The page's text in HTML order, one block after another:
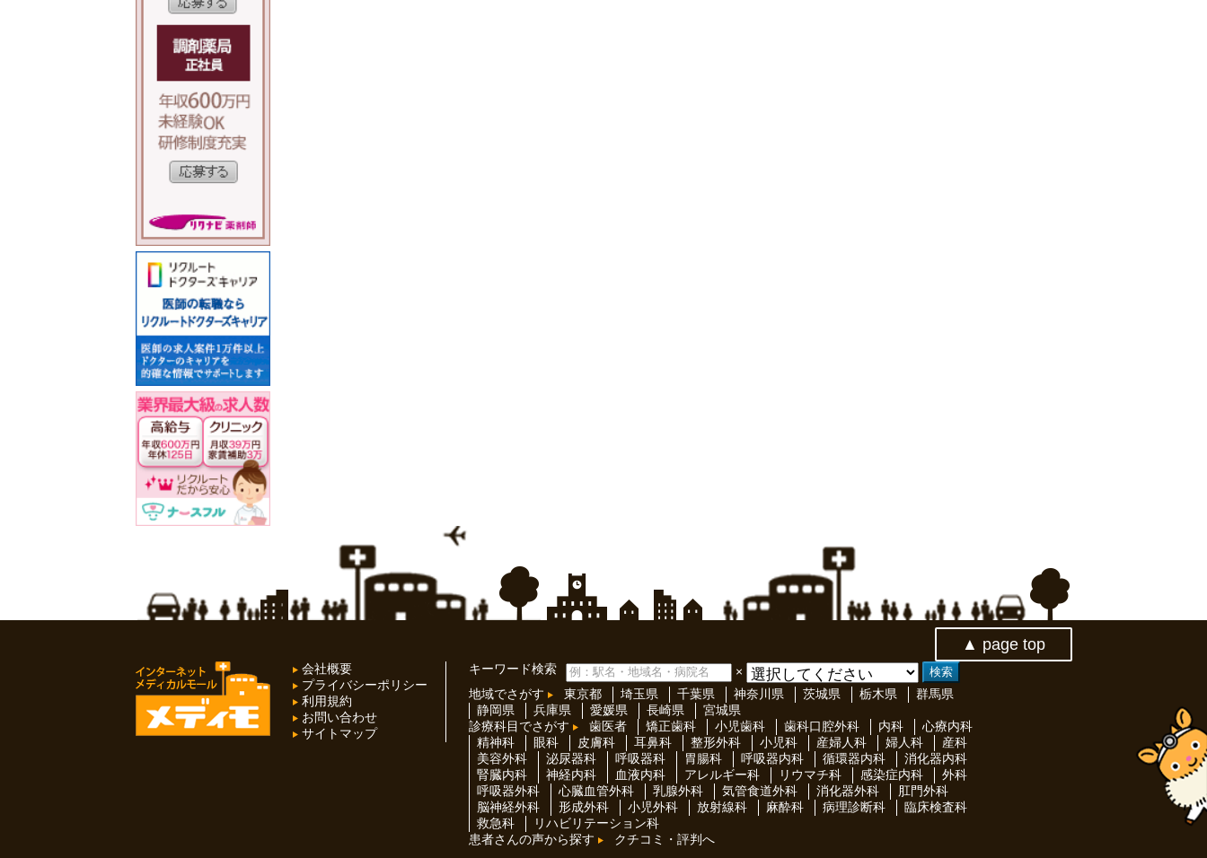
▲ page top
会社概要
プライバシーポリシー
利用規約
お問い合わせ
サイトマップ
キーワード検索
×
地域でさがす
東京都 埼玉県 千葉県 神奈川県 茨城県 栃木県
群馬県
静岡県
兵庫県 愛媛県 長崎県
宮城県
診療科目でさがす
歯医者 矯正歯科 小児歯科 歯科口腔外科 内科
心療内科
精神科
眼科 皮膚科 耳鼻科 整形外科 小児科 産婦人科 婦人科
産科
美容外科
泌尿器科 呼吸器科 胃腸科 呼吸器内科 循環器内科
消化器内科
腎臓内科
神経内科 血液内科 アレルギー科 リウマチ科 感染症内科
外科
呼吸器外科
心臓血管外科 乳腺外科 気管食道外科 消化器外科
肛門外科
脳神経外科
形成外科 小児外科 放射線科 麻酔科 病理診断科
臨床検査科
救急科
リハビリテーション科
患者さんの声から探す
クチコミ・評判へ